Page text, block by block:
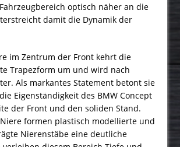
optisch näher an die
damit die Dynamik der
im Zentrum der Front kehrt die
Trapezform um und wird nach
Als markantes Statement betont sie
Eigenständigkeit des BMW Concept
der Front und den soliden Stand.
formen plastisch modellierte und
Nierenstäbe eine deutliche